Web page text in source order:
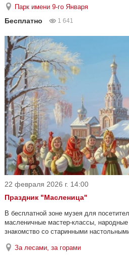
Парк имени 9-го Января
Бесплатно 1 641
22 февраля 2026 г. 14:00
Праздник "Масленица"
В бесплатной зоне музея для
масленичные мастер-классы,
знакомство со старинными
За лесами, за горами